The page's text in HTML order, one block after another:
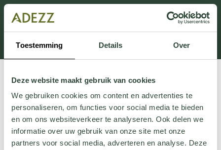
Toestemming Details Over
Deze website maakt gebruik van cookies
We gebruiken cookies om content en advertenties te
personaliseren, om functies voor social media te bieden
en om ons websiteverkeer te analyseren. Ook delen we
informatie over uw gebruik van onze site met onze
partners voor social media, adverteren en analyse. Deze
Dit onderdeel is momenteel in onderhoud.
Als je informatie mist kun je ons bellen +31 413 274
168 of mailen
Customersupport@adezz.com.